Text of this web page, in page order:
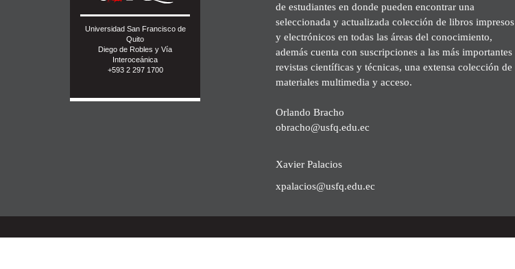
Universidad San Francisco de
Quito
Diego de Robles y Vía
Interoceánica
+593 2 297 1700
de estudiantes en donde pueden encontrar una
seleccionada y actualizada colección de libros impresos
y electrónicos en todas las áreas del conocimiento,
además cuenta con suscripciones a las más importantes
revistas científicas y técnicas, una extensa colección de
materiales multimedia y acceso.
Orlando Bracho
obracho@usfq.edu.ec
Xavier Palacios
xpalacios@usfq.edu.ec